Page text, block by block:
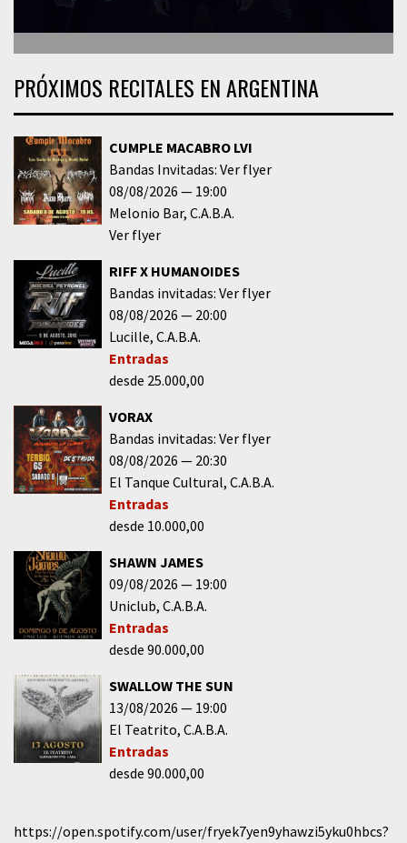
PRÓXIMOS RECITALES EN ARGENTINA
CUMPLE MACABRO LVI
Bandas Invitadas: Ver flyer
08/08/2026
19:00
Melonio Bar C.A.B.A.
Ver flyer
RIFF X HUMANOIDES
Bandas invitadas: Ver flyer
08/08/2026
20:00
Lucille C.A.B.A.
Entradas
desde 25.000,00
VORAX
Bandas invitadas: Ver flyer
08/08/2026
20:30
El Tanque Cultural C.A.B.A.
Entradas
desde 10.000,00
SHAWN JAMES
09/08/2026
19:00
Uniclub C.A.B.A.
Entradas
desde 90.000,00
SWALLOW THE SUN
13/08/2026
19:00
El Teatrito C.A.B.A.
Entradas
desde 90.000,00
https://open.spotify.com/user/fryek7yen9yhawzi5yku0hbcs?